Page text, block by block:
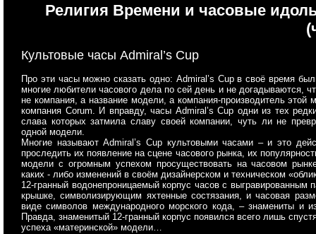
Религия Времени и часовые
Культовые часы Admiral’s Cup
Про эти часы можно сказать одно: Admiral’s Cupв своё время
многие любители часового дела по сей день и не догадываются,
не компания, а название модели, а компания-производитель этой
компания Corum. И вправду, часы Admiral’s Cup одни из тех
слава которых затмила славу своей компании, чуть ли не
одной модели.
Многие называют Admiral’s Cup культовыми часами – и это
проследить их появление на сцене часового рынка, их
модели с огромным успехом просуществовать на часовом
каких - либо изменений в своём дизайнерском и техническом
12-гранный водонепроницаемый корпус часов с выгравированным
крышке, символизирующим яхтенные состязания, и часовая
виде символов международного морского кода, – знамениты и
Правда, знаменитый 12-гранный корпус появился всего лишь
успеха «материнской» модели…